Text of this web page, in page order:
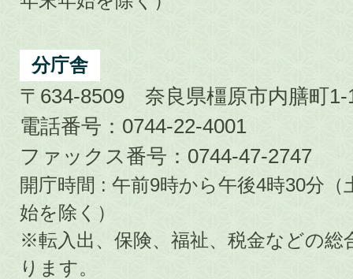
分庁舎
〒634-8509 奈良県橿原市内膳町1-
電話番号：0744-22-4001
ファックス番号：0744-47-2747
開庁時間 : 午前9時から午後4時30分
始を除く）
※転入出、保険、福祉、税金などの総
ります。